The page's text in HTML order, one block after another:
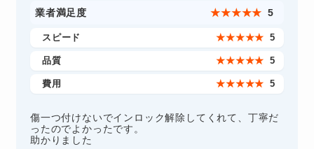
業者満足度 ★★★★★ 5
スピード ★★★★★ 5
品質 ★★★★★ 5
費用 ★★★★★ 5
傷一つ付けないでインロック解除してくれて、丁寧だ
ったのでよかったです。
助かりました